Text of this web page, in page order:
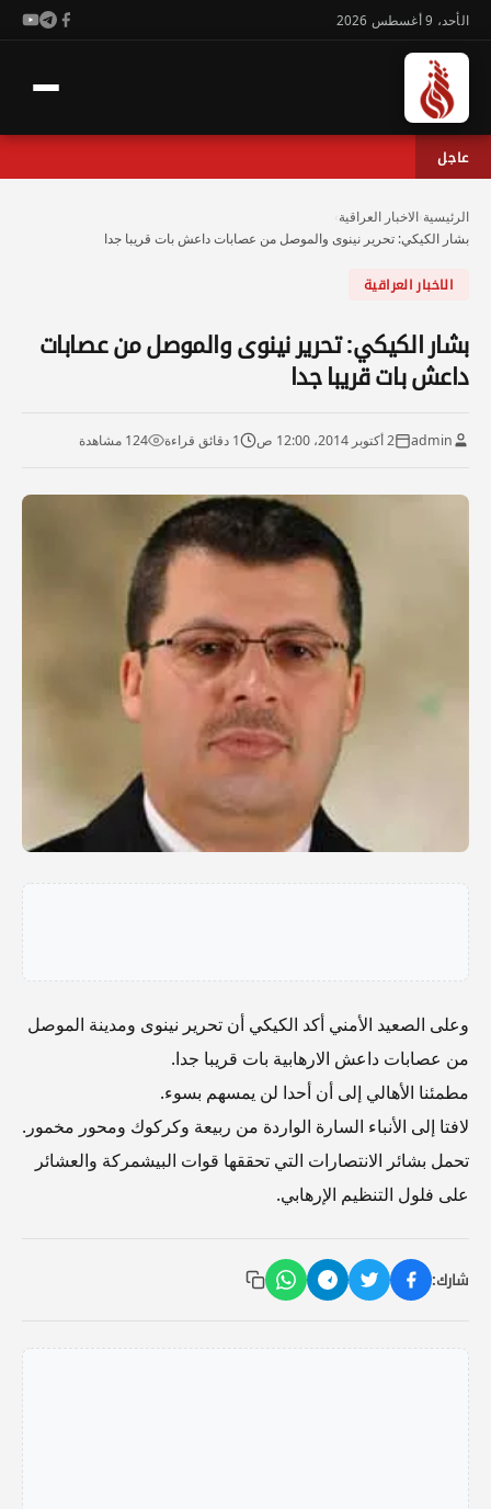
الأحد، 9 أغسطس 2026
عاجل
الرئيسية الاخبار العراقية
بشار الكيكي: تحرير نينوى والموصل من عصابات داعش بات قريبا جدا
الاخبار العراقية
بشار الكيكي: تحرير نينوى والموصل من عصابات
داعش بات قريبا جدا
admin 2 أكتوبر 2014، 12:00 ص 1 دقائق قراءة 124 مشاهدة
وعلى الصعيد الأمني أكد الكيكي أن تحرير نينوى ومدينة الموصل
من عصابات داعش الارهابية بات قريبا جدا.
مطمئنا الأهالي إلى أن أحدا لن يمسهم بسوء.
لافتا إلى الأنباء السارة الواردة من ربيعة وكركوك ومحور مخمور.
تحمل بشائر الانتصارات التي تحققها قوات البيشمركة والعشائر
على فلول التنظيم الإرهابي.
شارك: